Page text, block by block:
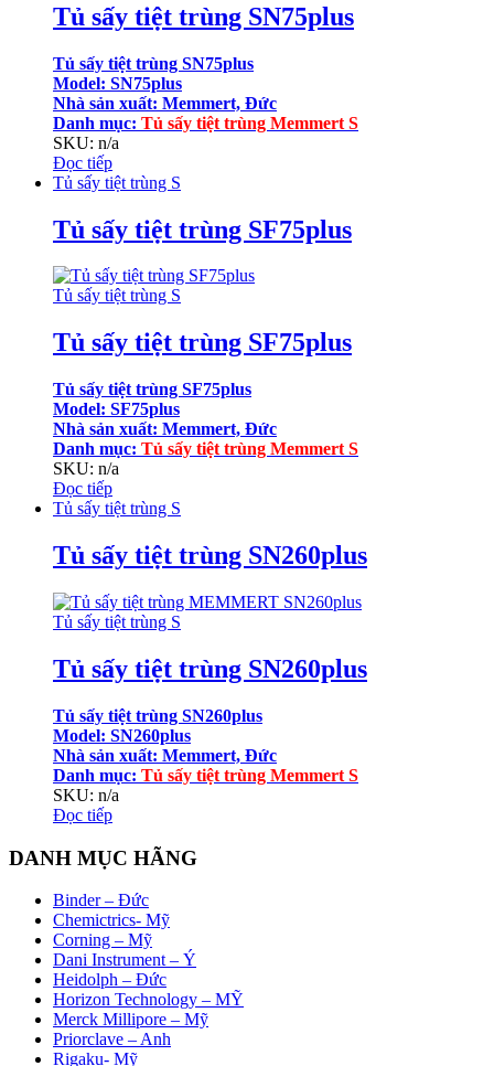
Tủ sấy tiệt trùng SN75plus
Tủ sấy tiệt trùng SN75plus
Model: SN75plus
Nhà sản xuất: Memmert, Đức
Danh mục: Tủ sấy tiệt trùng Memmert S
SKU: n/a
Đọc tiếp
Tủ sấy tiệt trùng S
Tủ sấy tiệt trùng SF75plus
Tủ sấy tiệt trùng S
Tủ sấy tiệt trùng SF75plus
Tủ sấy tiệt trùng SF75plus
Model: SF75plus
Nhà sản xuất: Memmert, Đức
Danh mục: Tủ sấy tiệt trùng Memmert S
SKU: n/a
Đọc tiếp
Tủ sấy tiệt trùng S
Tủ sấy tiệt trùng SN260plus
Tủ sấy tiệt trùng S
Tủ sấy tiệt trùng SN260plus
Tủ sấy tiệt trùng SN260plus
Model: SN260plus
Nhà sản xuất: Memmert, Đức
Danh mục: Tủ sấy tiệt trùng Memmert S
SKU: n/a
Đọc tiếp
DANH MỤC HÃNG
Binder – Đức
Chemictrics- Mỹ
Corning – Mỹ
Dani Instrument – Ý
Heidolph – Đức
Horizon Technology – MỸ
Merck Millipore – Mỹ
Priorclave – Anh
Rigaku- Mỹ